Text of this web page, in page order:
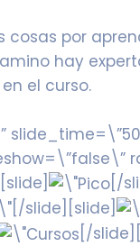
por
hay
el curso.
[/
[/slide][slide]
[/